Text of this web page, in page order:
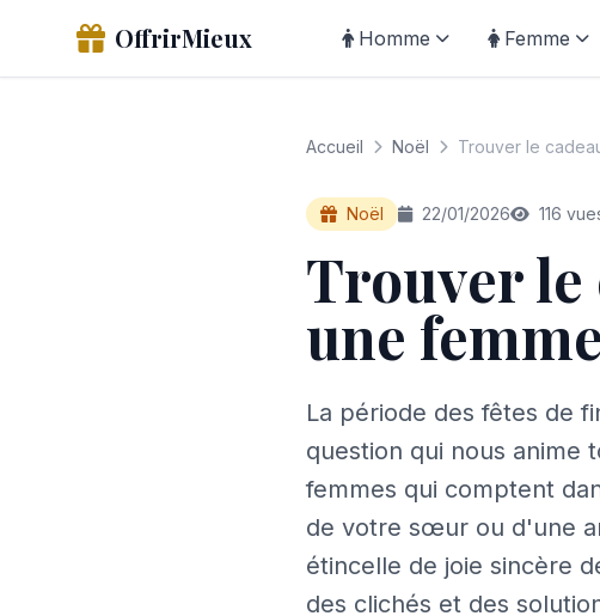
OffrirMieux Homme Femme
Accueil Noël Trouver le
Noël 22/01/2026 116
Trouver le
une femme
La période des fêtes de
question qui nous anime
femmes qui comptent
de votre sœur ou d'une
étincelle de joie sincère
des clichés et des